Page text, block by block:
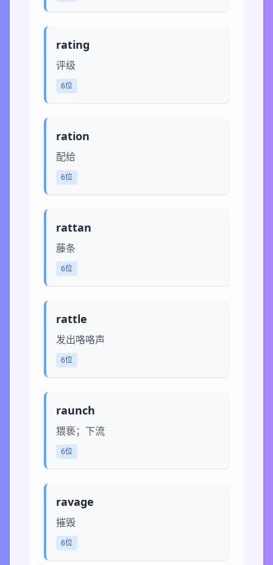
rating
评级
6位
ration
配给
6位
rattan
藤条
6位
rattle
发出咯咯声
6位
raunch
猥亵；下流
6位
ravage
摧毁
6位